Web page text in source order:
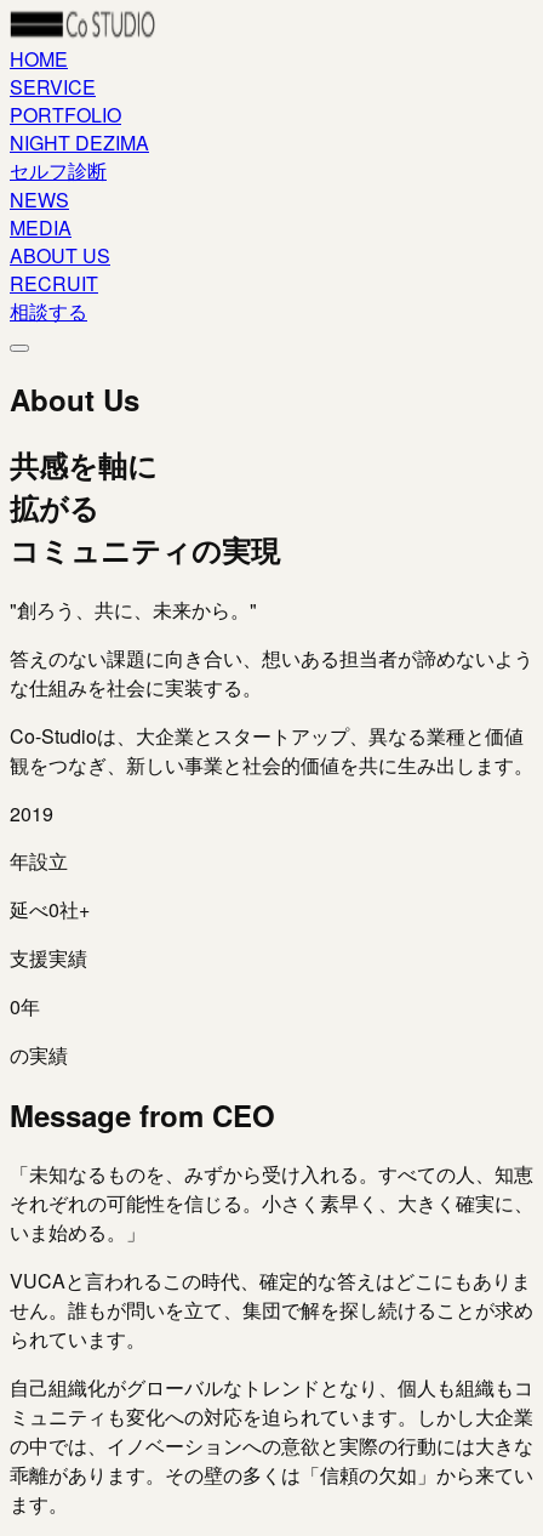
HOME
SERVICE
PORTFOLIO
NIGHT DEZIMA
セルフ診断
NEWS
MEDIA
ABOUT US
RECRUIT
相談する
About Us
共感を軸に
拡がる
コミュニティの実現
"創ろう、共に、未来から。"
答えのない課題に向き合い、想いある担当者が諦めないよう
な仕組みを社会に実装する。
Co-Studioは、大企業とスタートアップ、異なる業種と価値
観をつなぎ、新しい事業と社会的価値を共に生み出します。
2019
年設立
延べ0社+
支援実績
0年
の実績
Message from CEO
「未知なるものを、みずから受け入れる。すべての人、知恵
それぞれの可能性を信じる。小さく素早く、大きく確実に、
いま始める。」
VUCAと言われるこの時代、確定的な答えはどこにもありま
せん。誰もが問いを立て、集団で解を探し続けることが求め
られています。
自己組織化がグローバルなトレンドとなり、個人も組織もコ
ミュニティも変化への対応を迫られています。しかし大企業
の中では、イノベーションへの意欲と実際の行動には大きな
乖離があります。その壁の多くは「信頼の欠如」から来てい
ます。